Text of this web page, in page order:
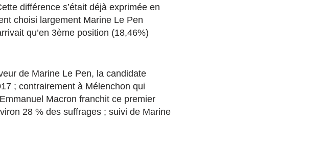
différence s’était déjà exprimée en
choisi largement Marine Le Pen
qu’en 3ème position (18,46%)
de Marine Le Pen, la candidate
; contrairement à Mélenchon qui
Macron franchit ce premier
28 % des suffrages ; suivi de Marine